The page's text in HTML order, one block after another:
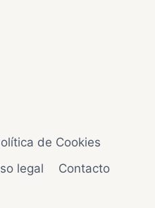
de Cookies
legal
Contacto